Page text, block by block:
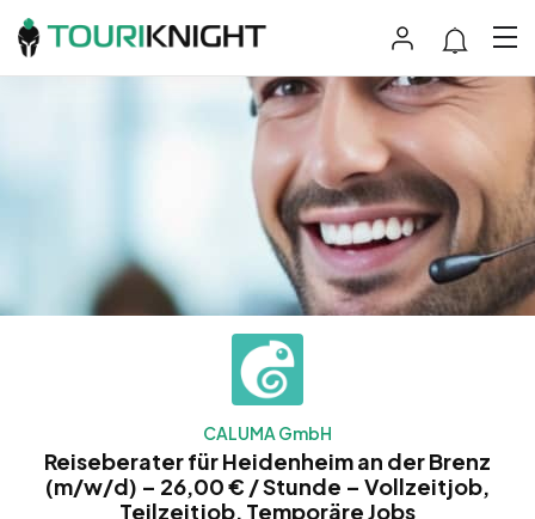
CALUMA GmbH
Reiseberater für Heidenheim an der Brenz
(m/w/d) – 26,00 € / Stunde – Vollzeitjob,
Teilzeitjob, Temporäre Jobs